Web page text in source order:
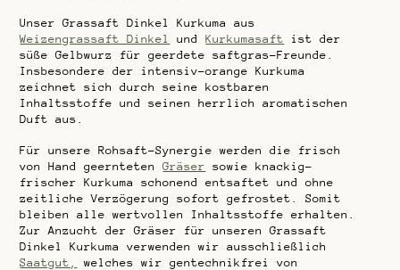
Unser Grassaft Dinkel Kurkuma aus
Weizengrassaft Dinkel
undKurkumasaft ist der
süße Gelbwurz für geerdete saftgras-Freunde.
Insbesondere der intensiv-orange Kurkuma
zeichnet sich durch seine kostbaren
Inhaltsstoffe und seinen herrlich aromatischen
Duft aus.
Für unsere Rohsaft-Synergie werden die frisch
von Hand geerntetenGräser sowie knackig-
frischer Kurkuma schonend entsaftet und ohne
zeitliche Verzögerung sofort gefrostet. Somit
bleiben alle wertvollen Inhaltsstoffe erhalten.
Zur Anzucht der Gräser für unseren Grassaft
Dinkel Kurkuma verwenden wir ausschließlich
Saatgut,
welches wir gentechnikfrei von